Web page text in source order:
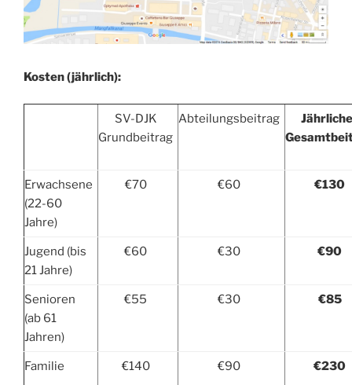
Kosten (jährlich):
SV-DJK
Grundbeitrag
Abteilungsbeitrag
Erwachsene
(22-60
Jahre)
€70 €60 €130
Jugend (bis
21 Jahre)
€60 €30 €90
Senioren
(ab 61
Jahren)
€55 €30 €85
Familie €140 €90 €230